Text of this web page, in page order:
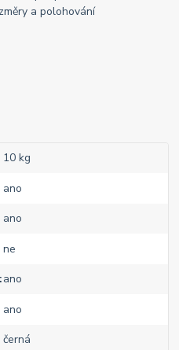
10 kg
ano
ano
ne
ano
ano
černá